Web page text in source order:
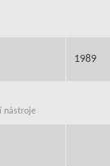
1989
nástroje